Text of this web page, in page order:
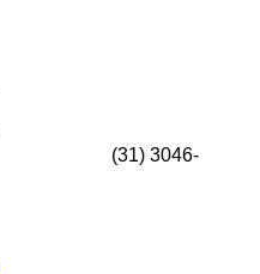
(31) 3046-